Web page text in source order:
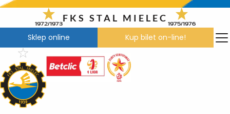
Przejdź
treści
1972/1973
FKS STAL MIELEC
1975/1976
Sklep online Kup bilet on-line!